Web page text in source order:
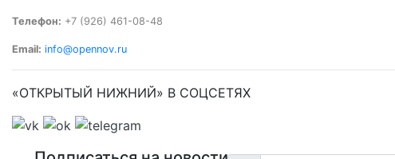
Телефон: +7 (926) 461-08-48
Email: info@opennov.ru
«ОТКРЫТЫЙ НИЖНИЙ» В СОЦСЕТЯХ